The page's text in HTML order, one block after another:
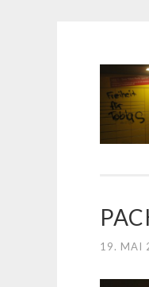
Springe
zum
Inhalt
19. MAI